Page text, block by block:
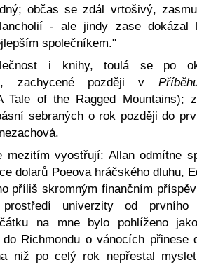
občas se zdál vrtošivý,
- ale jindy zase dokázal
společníkem."
i knihy, toulá se po
zachycené později v
of the Ragged Mountains);
sebraných o rok později do
mezitím vyostřují: Allan odmítne
dolarů Poeova hráčského dluhu,
příliš skromným finančním
univerzity od prvního
na mne bylo pohlíženo
Richmondu o vánocích přinese
niž po celý rok nepřestal